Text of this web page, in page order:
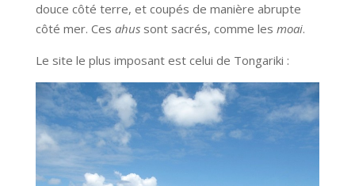
douce côté terre, et coupés de manière abrupte
côté mer. Ces ahussont sacrés, comme les moai.
Le site le plus imposant est celui de Tongariki :